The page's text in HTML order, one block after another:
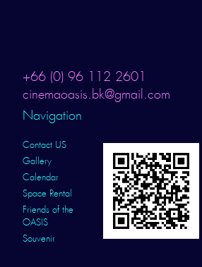
+66 (0) 96 112 2601
cinemaoasis.bk@gmail.com
Navigation
Contact US
Gallery
Calendar
Space Rental
Friends of the
OASIS
Souvenir